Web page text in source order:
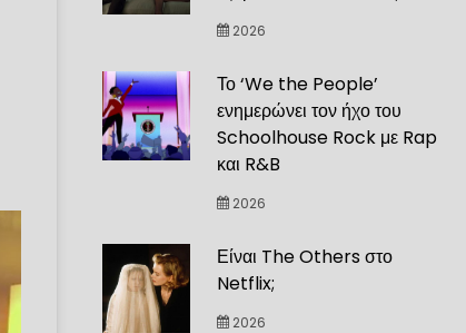
2026
Το ‘We the People’
ενημερώνει τον ήχο του
Schoolhouse Rock με Rap
και R&B
2026
Είναι The Others στο
Netflix;
2026